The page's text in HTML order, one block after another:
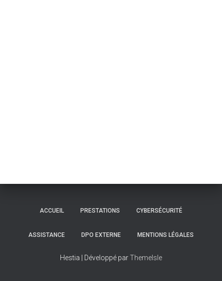
ACCUEIL PRESTATIONS CYBERSÉCURITÉ
ASSISTANCE DPO EXTERNE MENTIONS LÉGALES
Hestia | Développé parThemeIsle